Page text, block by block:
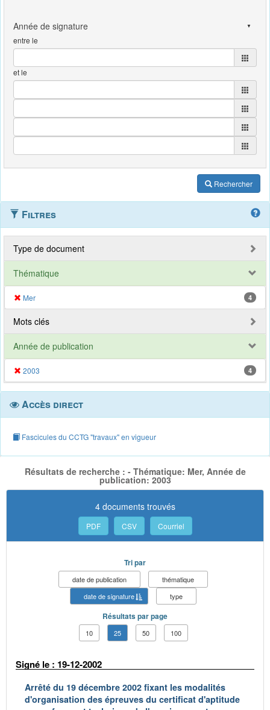
entre le
et le
Rechercher
Filtres
Type de document
Thématique
Mer 4
Mots clés
Année de publication
2003 4
Accès direct
Fascicules du CCTG "travaux" en vigueur
Résultats de recherche : - Thématique: Mer, Année de
publication: 2003
4 documents trouvés
PDF CSV Courriel
Tri par
date de publication
thématique
date de signature
type
Résultats par page
10 25 50 100
Signé le : 19-12-2002
Arrêté du 19 décembre 2002 fixant les modalités
d'organisation des épreuves du certificat d'aptitude